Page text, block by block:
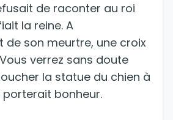
de raconter au roi
la reine. A
de son meurtre, une croix
verrez sans doute
la statue du chien à
bonheur.